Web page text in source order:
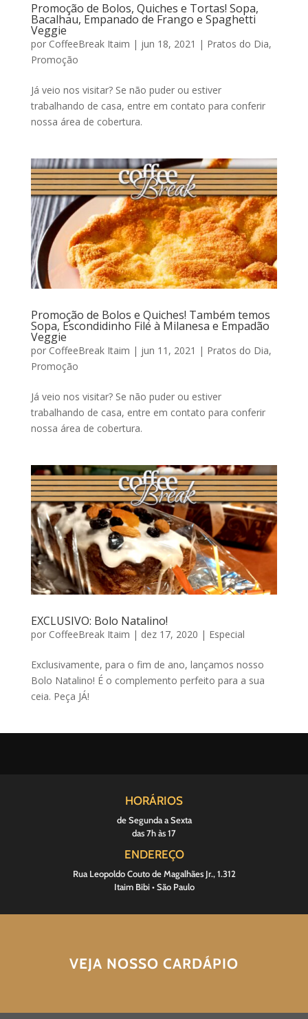
Promoção de Bolos, Quiches e Tortas! Sopa,
Bacalhau, Empanado de Frango e Spaghetti
Veggie
por CoffeeBreak Itaim | jun 18, 2021 | Pratos do Dia,
Promoção
Já veio nos visitar? Se não puder ou estiver
trabalhando de casa, entre em contato para conferir
nossa área de cobertura.
Promoção de Bolos e Quiches! Também temos
Sopa, Escondidinho Filé à Milanesa e Empadão
Veggie
por CoffeeBreak Itaim | jun 11, 2021 | Pratos do Dia,
Promoção
Já veio nos visitar? Se não puder ou estiver
trabalhando de casa, entre em contato para conferir
nossa área de cobertura.
EXCLUSIVO: Bolo Natalino!
por CoffeeBreak Itaim | dez 17, 2020 | Especial
Exclusivamente, para o fim de ano, lançamos nosso
Bolo Natalino! É o complemento perfeito para a sua
ceia. Peça JÁ!
HORÁRIOS
de Segunda a Sexta
das 7h às 17
ENDEREÇO
Rua Leopoldo Couto de Magalhães Jr., 1.312
Itaim Bibi • São Paulo
VEJA NOSSO CARDÁPIO